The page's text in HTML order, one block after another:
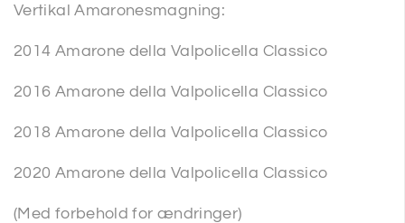
Vertikal Amaronesmagning:
2014 Amarone della Valpolicella Classico
2016 Amarone della Valpolicella Classico
2018 Amarone della Valpolicella Classico
2020 Amarone della Valpolicella Classico
(Med forbehold for ændringer)